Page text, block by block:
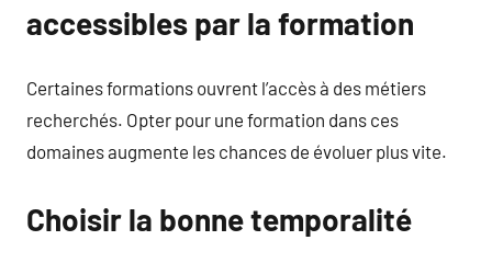
accessibles par la formation
Certaines formations ouvrent l’accès à des métiers
recherchés. Opter pour une formation dans ces
domaines augmente les chances de évoluer plus vite.
Choisir la bonne temporalité